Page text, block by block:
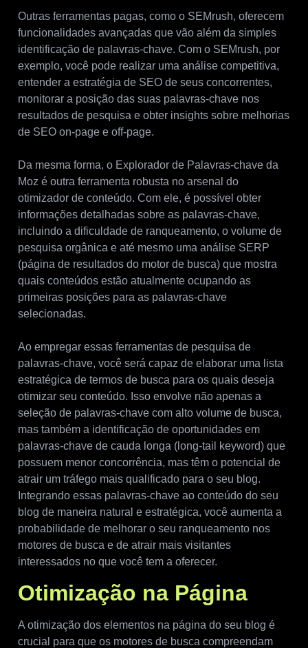
Outras ferramentas pagas, como o SEMrush, oferecem
funcionalidades avançadas que vão além da simples
identificação de palavras-chave. Com o SEMrush, por
exemplo, você pode realizar uma análise competitiva,
entender a estratégia de SEO de seus concorrentes,
monitorar a posição das suas palavras-chave nos
resultados de pesquisa e obter insights sobre melhorias
de SEO on-page e off-page.
Da mesma forma, o Explorador de Palavras-chave da
Moz é outra ferramenta robusta no arsenal do
otimizador de conteúdo. Com ele, é possível obter
informações detalhadas sobre as palavras-chave,
incluindo a dificuldade de ranqueamento, o volume de
pesquisa orgânica e até mesmo uma análise SERP
(página de resultados do motor de busca) que mostra
quais conteúdos estão atualmente ocupando as
primeiras posições para as palavras-chave
selecionadas.
Ao empregar essas ferramentas de pesquisa de
palavras-chave, você será capaz de elaborar uma lista
estratégica de termos de busca para os quais deseja
otimizar seu conteúdo. Isso envolve não apenas a
seleção de palavras-chave com alto volume de busca,
mas também a identificação de oportunidades em
palavras-chave de cauda longa (long-tail keyword) que
possuem menor concorrência, mas têm o potencial de
atrair um tráfego mais qualificado para o seu blog.
Integrando essas palavras-chave ao conteúdo do seu
blog de maneira natural e estratégica, você aumenta a
probabilidade de melhorar o seu ranqueamento nos
motores de busca e de atrair mais visitantes
interessados no que você tem a oferecer.
Otimização na Página
A otimização dos elementos na página do seu blog é
crucial para que os motores de busca compreendam